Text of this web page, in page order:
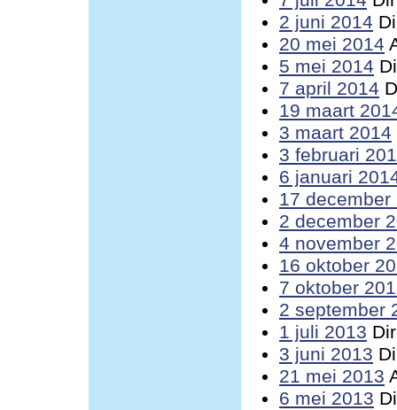
2 juni 2014
20 mei 2014
5 mei 2014
7 april 2014
19 maart
3 maart 2014
3 februari
6 januari
17 december
2 december
4 november
16 oktober
7 oktober
2 september
1 juli 2013
3 juni 2013
21 mei 2013
6 mei 2013